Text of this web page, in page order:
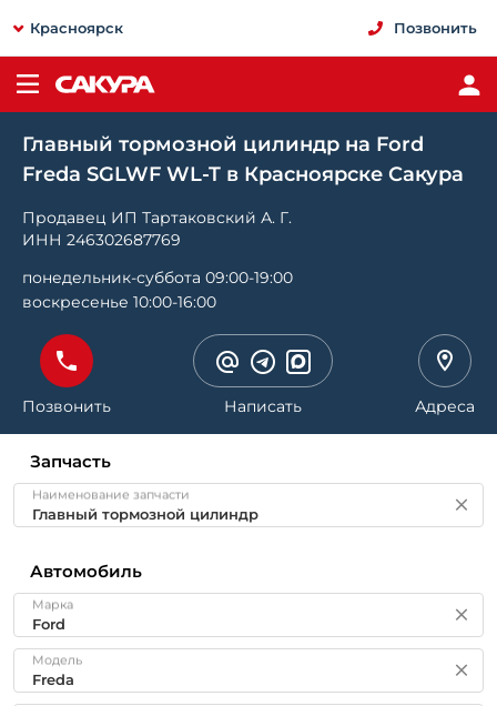
Красноярск Позвонить
Главный тормозной цилиндр на Ford
Freda SGLWF WL-T в Красноярске Сакура
Продавец ИП Тартаковский А. Г.
ИНН 246302687769
понедельник-суббота 09:00-19:00
воскресенье 10:00-16:00
Позвонить Написать Адреса
Запчасть
Наименование запчасти
Автомобиль
Марка
Модель